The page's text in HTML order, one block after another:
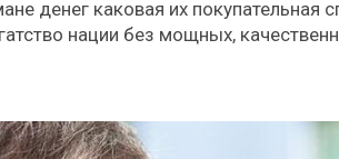
денег каковая их
нации без мощных,